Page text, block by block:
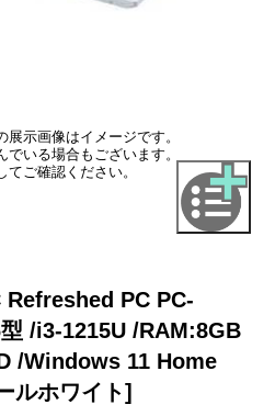
展示画像はイメージです。
でいる場合もございます。
てご確認ください。
Refreshed PC PC-
/i3-1215U /RAM:8GB
/Windows 11 Home
ルホワイト]